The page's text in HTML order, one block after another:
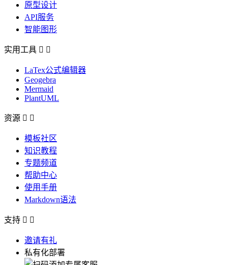
原型设计
API服务
智能图形
实用工具  
LaTex公式编辑器
Geogebra
Mermaid
PlantUML
资源  
模板社区
知识教程
专题频道
帮助中心
使用手册
Markdown语法
支持  
邀请有礼
私有化部署